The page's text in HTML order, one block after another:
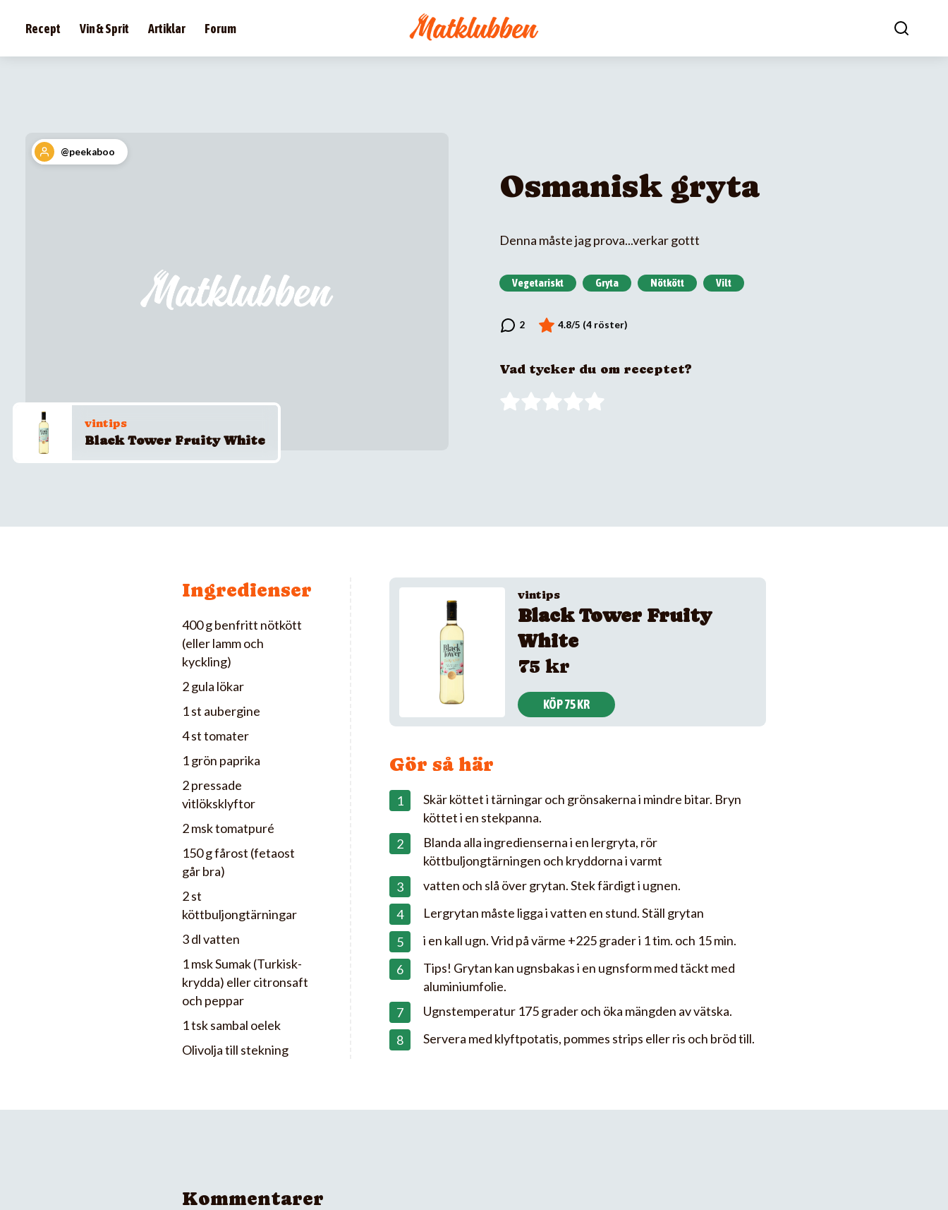
Recept Vin & Sprit Artiklar Forum
@peekaboo
vintips
Black Tower Fruity White
Osmanisk gryta
Denna måste jag prova...verkar gottt
Vegetariskt Gryta Nötkött Vilt
Vad tycker du om receptet?
Ingredienser
400 g benfritt nötkött
(eller lamm och
kyckling)
2 gula lökar
1 st aubergine
4 st tomater
1 grön paprika
2 pressade
vitlöksklyftor
2 msk tomatpuré
150 g fårost (fetaost
går bra)
2 st
köttbuljongtärningar
3 dl vatten
1 msk Sumak (Turkisk-
krydda) eller citronsaft
och peppar
1 tsk sambal oelek
Olivolja till stekning
vintips
Black Tower Fruity
White
75 kr
KÖP 75 KR
Gör så här
Skär köttet i tärningar och grönsakerna i mindre bitar. Bryn
köttet i en stekpanna.
Blanda alla ingredienserna i en lergryta, rör
köttbuljongtärningen och kryddorna i varmt
vatten och slå över grytan. Stek färdigt i ugnen.
Lergrytan måste ligga i vatten en stund. Ställ grytan
i en kall ugn. Vrid på värme +225 grader i 1 tim. och 15 min.
Tips! Grytan kan ugnsbakas i en ugnsform med täckt med
aluminiumfolie.
Ugnstemperatur 175 grader och öka mängden av vätska.
Servera med klyftpotatis, pommes strips eller ris och bröd till.
Kommentarer